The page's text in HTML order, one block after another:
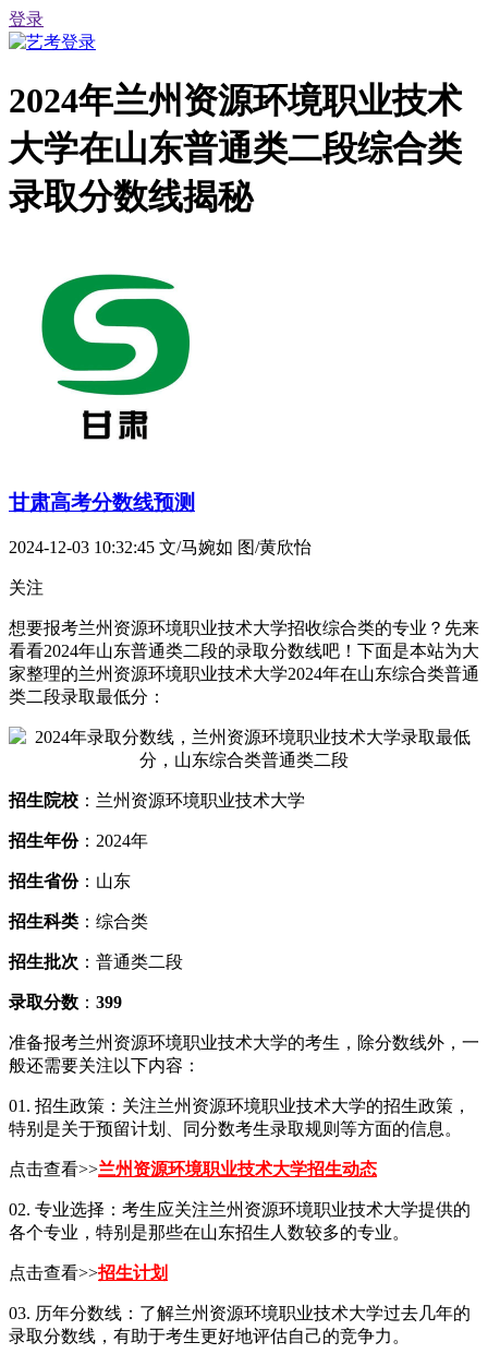
登录
2024年兰州资源环境职业技术
大学在山东普通类二段综合类
录取分数线揭秘
甘肃高考分数线预测
2024-12-03 10:32:45 文/马婉如 图/黄欣怡
关注
想要报考兰州资源环境职业技术大学招收综合类的专业？先来
看看2024年山东普通类二段的录取分数线吧！下面是本站为大
家整理的兰州资源环境职业技术大学2024年在山东综合类普通
类二段录取最低分：
招生院校 ：兰州资源环境职业技术大学
招生年份：2024年
招生省份：山东
招生科类 ：综合类
招生批次 ：普通类二段
录取分数 ： 399
准备报考兰州资源环境职业技术大学的考生，除分数线外，一
般还需要关注以下内容：
01. 招生政策：关注兰州资源环境职业技术大学的招生政策，
特别是关于预留计划、同分数考生录取规则等方面的信息。
点击查看>>兰州资源环境职业技术大学招生动态
02. 专业选择：考生应关注兰州资源环境职业技术大学提供的
各个专业，特别是那些在山东招生人数较多的专业。
点击查看>>招生计划
03. 历年分数线：了解兰州资源环境职业技术大学过去几年的
录取分数线，有助于考生更好地评估自己的竞争力。